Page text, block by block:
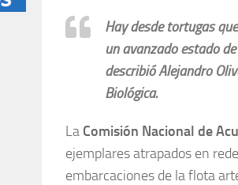
Hay desde tortugas
un avanzado estado
describió Alejandro
Biológica.
La Comisión Nacional de
ejemplares atrapados en
embarcaciones de la flota